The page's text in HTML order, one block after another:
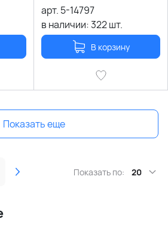
арт. 5-14797
в наличии:322шт.
В корзину
Показать еще
Показать по: 20